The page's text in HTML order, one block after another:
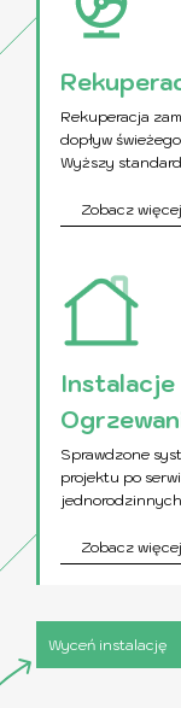
Rekuperacja
dopływ
Wyższy
Zobacz więcej
Sprawdzone
projektu po
jednorodzinnych.
Zobacz więcej
Wyceń instalację